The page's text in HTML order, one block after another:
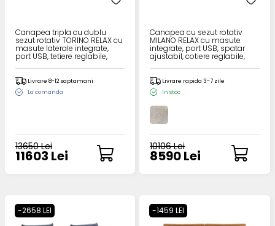
Canapea tripla cu dublu
sezut rotativ TORINO RELAX cu
masute laterale integrate,
port USB, tetiere reglabile,
spatar ajustabil, cotiere
reglabile, personalizabila
300x105cm
Livrare 8-12 saptamani
La comanda
13650 Lei
11603 Lei
Canapea cu sezut rotativ
MILANO RELAX cu masute
integrate, port USB, spatar
ajustabil, cotiere reglabile,
personalizabila 235x105cm
Livrare rapida 3-7 zile
In stoc
10106 Lei
8590 Lei
-2658 LEI -1459 LEI